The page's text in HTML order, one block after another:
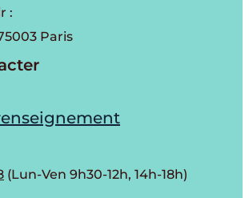
:
Paris
(Lun-Ven 9h30-12h, 14h-18h)